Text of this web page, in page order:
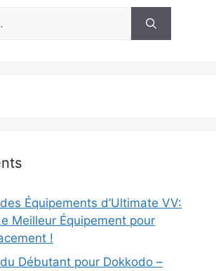
Équipements d’Ultimate VV:
Meilleur Équipement pour
!
Débutant pour Dokkodo –